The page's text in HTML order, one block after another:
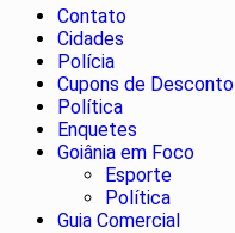
Contato
Cidades
Polícia
Cupons de Desconto
Política
Enquetes
Goiânia em Foco
Esporte
Política
Guia Comercial